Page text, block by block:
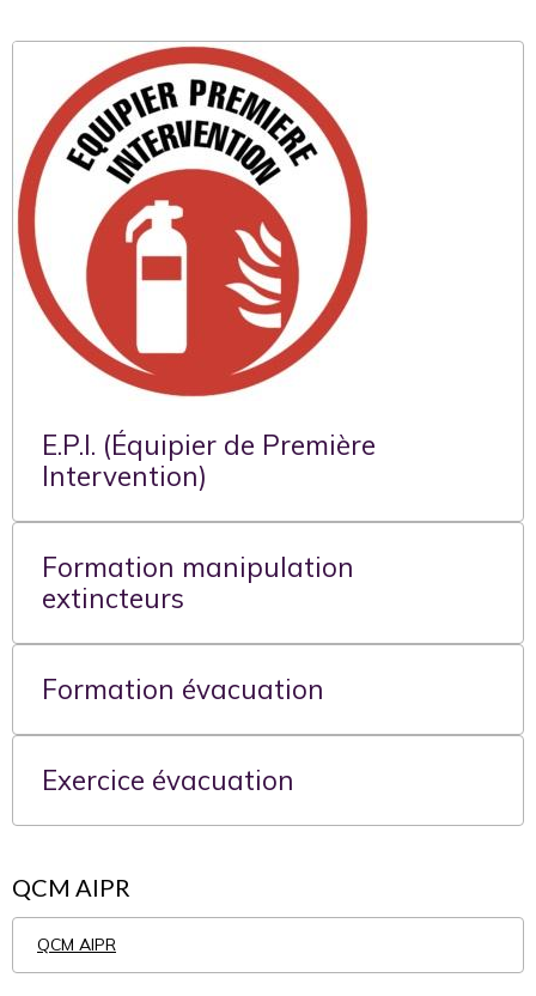
E.P.I. (Équipier de Première
Intervention)
Formation manipulation
extincteurs
Formation évacuation
Exercice évacuation
QCM AIPR
QCM AIPR